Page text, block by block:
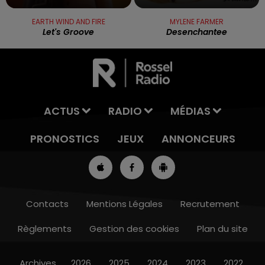
8h00 - 10h00
EARTH WIND AND FIRE
Let's Groove
MYLENE FARMER
Desenchantee
ACTUS RADIO
MÉDIAS
PRONOSTICS
JEUX ANNONCEURS
Contacts Mentions Légales
Recrutement
Règlements
Gestion des cookies Plan du site